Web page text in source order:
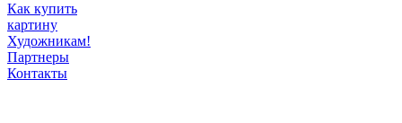
Как купить
картину
Художникам!
Партнеры
Контакты